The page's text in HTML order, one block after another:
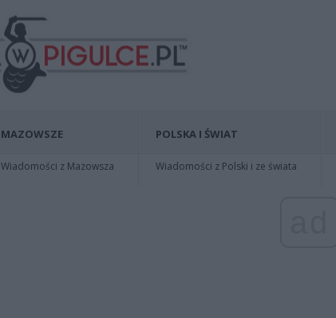
MAZOWSZE
Wiadomości z Mazowsza
POLSKA I ŚWIAT
Wiadomości z Polski i ze świata